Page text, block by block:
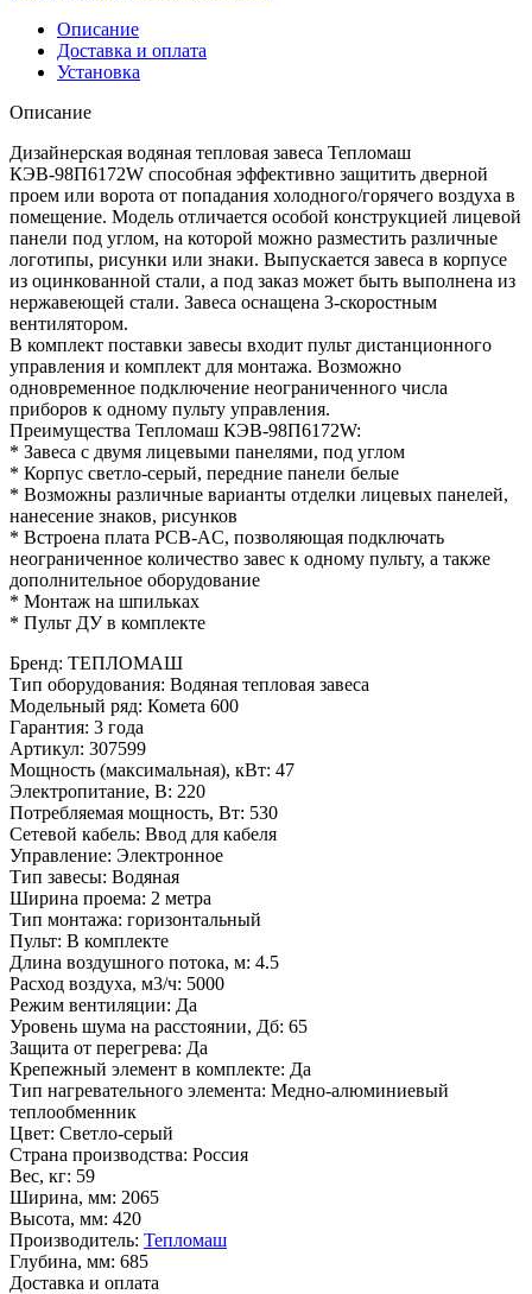
Описание
Доставка и оплата
Установка
Описание
Дизайнерская водяная тепловая завеса Тепломаш
КЭВ-98П6172W способная эффективно защитить дверной
проем или ворота от попадания холодного/горячего воздуха в
помещение. Модель отличается особой конструкцией лицевой
панели под углом, на которой можно разместить различные
логотипы, рисунки или знаки. Выпускается завеса в корпусе
из оцинкованной стали, а под заказ может быть выполнена из
нержавеющей стали. Завеса оснащена 3-скоростным
вентилятором.
В комплект поставки завесы входит пульт дистанционного
управления и комплект для монтажа. Возможно
одновременное подключение неограниченного числа
приборов к одному пульту управления.
Преимущества Тепломаш КЭВ-98П6172W:
* Завеса с двумя лицевыми панелями, под углом
* Корпус светло-серый, передние панели белые
* Возможны различные варианты отделки лицевых панелей,
нанесение знаков, рисунков
* Встроена плата PCB-AC, позволяющая подключать
неограниченное количество завес к одному пульту, а также
дополнительное оборудование
* Монтаж на шпильках
* Пульт ДУ в комплекте
Бренд: ТЕПЛОМАШ
Тип оборудования: Водяная тепловая завеса
Модельный ряд: Комета 600
Гарантия: 3 года
Артикул: 307599
Мощность (максимальная), кВт: 47
Электропитание, В: 220
Потребляемая мощность, Вт: 530
Сетевой кабель: Ввод для кабеля
Управление: Электронное
Тип завесы: Водяная
Ширина проема: 2 метра
Тип монтажа: горизонтальный
Пульт: В комплекте
Длина воздушного потока, м: 4.5
Расход воздуха, м3/ч: 5000
Режим вентиляции: Да
Уровень шума на расстоянии, Дб: 65
Защита от перегрева: Да
Крепежный элемент в комплекте: Да
Тип нагревательного элемента: Медно-алюминиевый
теплообменник
Цвет: Светло-серый
Страна производства: Россия
Вес, кг: 59
Ширина, мм: 2065
Высота, мм: 420
Производитель: Тепломаш
Глубина, мм: 685
Доставка и оплата